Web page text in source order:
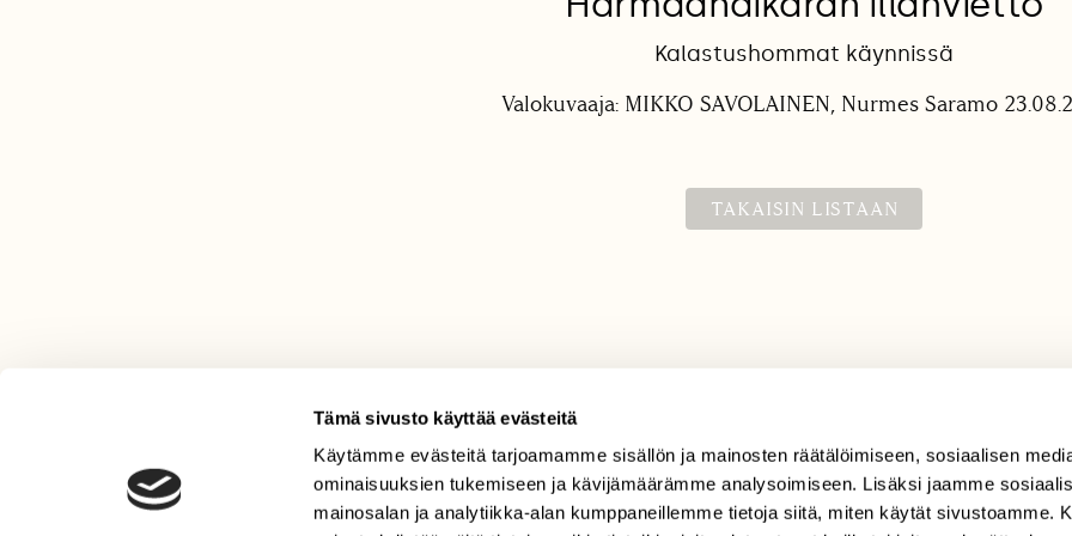
Tämä sivusto käyttää evästeitä
Käytämme evästeitä tarjoamamme sisällön ja mainosten räätälöimiseen, sosiaalisen
ominaisuuksien tukemiseen ja kävijämäärämme analysoimiseen. Lisäksi jaamme
mainosalan ja analytiikka-alan kumppaneillemme tietoja siitä, miten käytät sivustoamme.
Kalastushommat käynnissä
Valokuvaaja: MIKKO SAVOLAINEN, Nurmes Saramo
TAKAISIN LISTAAN
LEHTI
Uusin lehti
TILAAJAPALVELU
tilaajapalvelu@sll.fi